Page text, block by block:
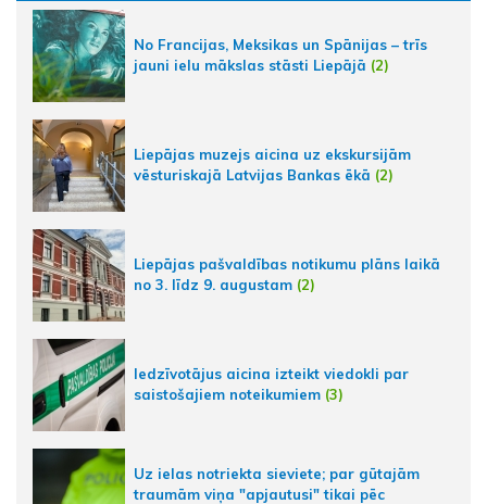
No Francijas, Meksikas un Spānijas – trīs
jauni ielu mākslas stāsti Liepājā (2)
Liepājas muzejs aicina uz ekskursijām
vēsturiskajā Latvijas Bankas ēkā (2)
Liepājas pašvaldības notikumu plāns laikā
no 3. līdz 9. augustam (2)
Iedzīvotājus aicina izteikt viedokli par
saistošajiem noteikumiem (3)
Uz ielas notriekta sieviete; par gūtajām
traumām viņa "apjautusi" tikai pēc